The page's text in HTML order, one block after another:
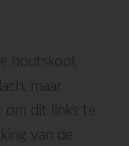
houtskool,
maar
om dit links te
van de